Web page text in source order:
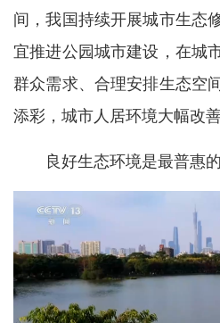
间，我国持续开展城市生态
宜推进公园城市建设，在城
群众需求、合理安排生态空
添彩，城市人居环境大幅改善
良好生态环境是最普惠